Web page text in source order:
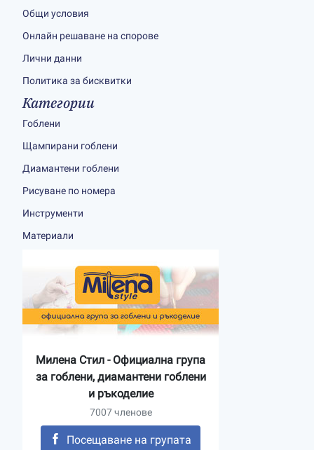
Общи условия
Онлайн решаване на спорове
Лични данни
Политика за бисквитки
Категории
Гоблени
Щампирани гоблени
Диамантени гоблени
Рисуване по номера
Инструменти
Материали
Милена Стил - Официална група
за гоблени, диамантени гоблени
и ръкоделие
7007 членове
Посещаване на групата